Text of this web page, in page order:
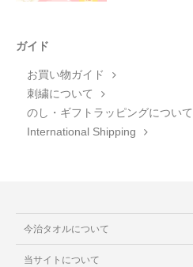
ガイド
お買い物ガイド
刺繍について
のし・ギフトラッピングについて
International Shipping
今治タオルについて
当サイトについて